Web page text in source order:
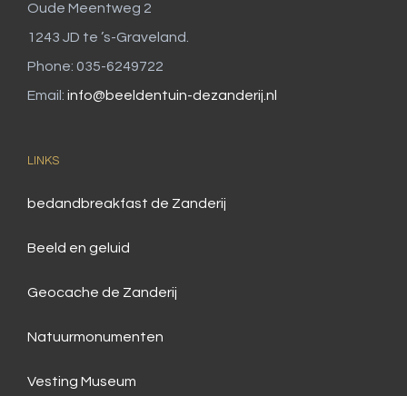
Oude Meentweg 2
1243 JD te ’s-Graveland.
Phone: 035-6249722
Email: info@beeldentuin-dezanderij.nl
LINKS
bedandbreakfast de Zanderij
Beeld en geluid
Geocache de Zanderij
Natuurmonumenten
Vesting Museum